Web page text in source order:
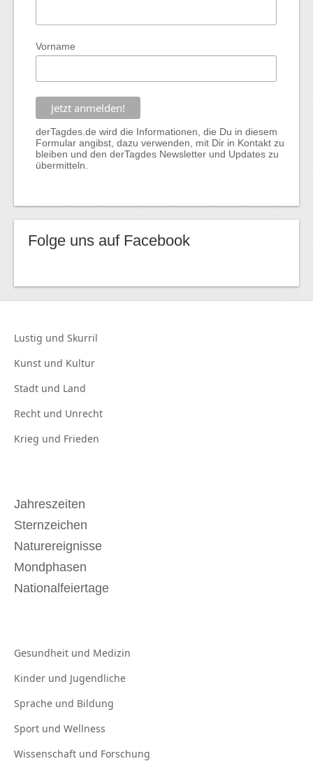
Vorname
derTagdes.de wird die Informationen, die Du in diesem
Formular angibst, dazu verwenden, mit Dir in Kontakt zu
bleiben und den derTagdes Newsletter und Updates zu
übermitteln.
Folge uns auf Facebook
Lustig und Skurril
Kunst und Kultur
Stadt und Land
Recht und Unrecht
Krieg und Frieden
Jahreszeiten
Sternzeichen
Naturereignisse
Mondphasen
Nationalfeiertage
Gesundheit und Medizin
Kinder und Jugendliche
Sprache und Bildung
Sport und Wellness
Wissenschaft und Forschung